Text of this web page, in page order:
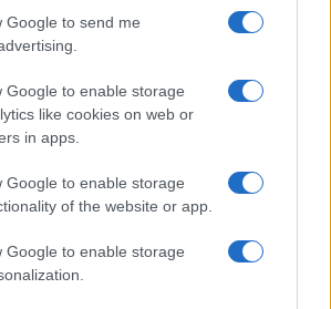
Google to send me
Google to enable storage
like cookies on web or
in apps.
Google to enable storage
of the website or app.
Google to enable storage
acquatici, ciclismo e tennis: il
e patrimonio della sciatrice
vs Springboks, il calendario
il patrimonio di Federica